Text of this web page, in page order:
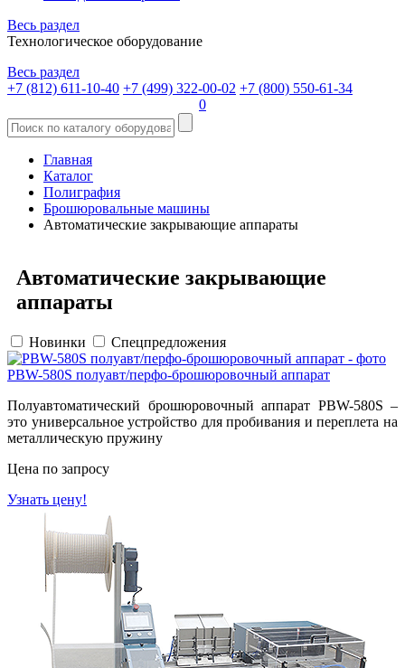
Весь раздел
Технологическое оборудование
Весь раздел
+7 (812) 611-10-40 +7 (499) 322-00-02 +7 (800) 550-61-34
0
Главная
Каталог
Полиграфия
Брошюровальные машины
Автоматические закрывающие аппараты
Автоматические закрывающие
аппараты
Новинки Спецпредложения
PBW-580S полуавт/перфо-брошюровочный аппарат
Полуавтоматический брошюровочный аппарат PBW-580S –
это универсальное устройство для пробивания и переплета на
металлическую пружину
Цена по запросу
Узнать цену!